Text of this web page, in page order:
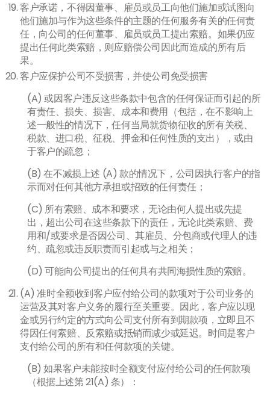
客户承诺，不得因董事、雇员或员工向他们施加或试图向
他们施加与作为这些条件的主题的任何服务有关的任何责
任，向公司的任何董事、雇员或员工提出索赔。如果仍应
提出任何此类索赔，则应赔偿公司因此而造成的所有后
果。
客户应保护公司不受损害，并使公司免受损害
(A) 或因客户违反这些条款中包含的任何保证而引起的所
有责任、损失、损害、成本和费用（包括，在不影响上
述一般性的情况下，任何当局就货物征收的所有关税、
税款、进口税、征税、押金和任何性质的支出），或由
于客户的疏忽；
(B) 在不减损上述 (A) 款的情况下，公司因执行客户的指
示而对任何其他方承担或招致的任何责任；
(C) 所有索赔、成本和要求，无论由何人提出或先提
出，超出公司在这些条款下的责任，无论此类索赔、费
用和/或要求是否因公司、其雇员、分包商或代理人的违
约、疏忽或违反职责而引起或与之相关；
(D) 可能向公司提出的任何具有共同海损性质的索赔。
(A) 准时全额收到客户应付给公司的款项对于公司业务的
运营及其对客户义务的履行至关重要。因此，客户应以现
金或另行约定的方式向公司支付所有到期款项，立即且不
得因任何索赔、反索赔或抵销而减少或延迟。时间是客户
支付给公司的所有和任何款项的关键。
(B) 如果客户未能按时全额支付应付给公司的任何款项
（根据上述第 21(A) 条）：